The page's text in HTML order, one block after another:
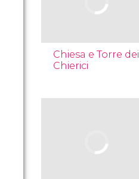
Chiesa e Torre dei
Chierici